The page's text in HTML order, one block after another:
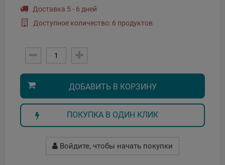
Доставка 5 - 6 дней
Доступное количество: 6 продуктов
ДОБАВИТЬ В КОРЗИНУ
ПОКУПКА В ОДИН КЛИК
Войдите, чтобы начать покупки